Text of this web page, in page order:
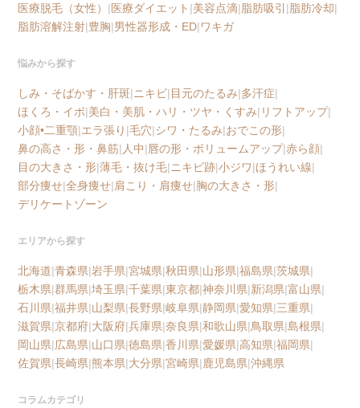
医療脱毛（女性） |医療ダイエット |美容点滴|脂肪吸引 |脂肪冷却|
脂肪溶解注射|豊胸|男性器形成・ED|ワキガ
悩みから探す
しみ・そばかす・肝斑| ニキビ|目元のたるみ|多汗症|
ほくろ・イボ|美白・美肌・ハリ・ツヤ・くすみ| リフトアップ|
小顔•二重顎|エラ張り |毛穴|シワ・たるみ|おでこの形|
鼻の高さ・形・鼻筋| 人中|唇の形・ボリュームアップ|赤ら顔|
目の大きさ・形|薄毛・抜け毛| ニキビ跡|小ジワ|ほうれい線|
部分痩せ|全身痩せ|肩こり・肩痩せ|胸の大きさ・形|
デリケートゾーン
エリアから探す
北海道|青森県|岩手県|宮城県|秋田県|山形県|福島県|茨城県|
栃木県|群馬県|埼玉県|千葉県|東京都|神奈川県|新潟県|富山県|
石川県|福井県|山梨県|長野県|岐阜県|静岡県|愛知県|三重県|
滋賀県|京都府|大阪府|兵庫県|奈良県|和歌山県|鳥取県|島根県|
岡山県|広島県|山口県|徳島県|香川県|愛媛県|高知県|福岡県|
佐賀県|長崎県|熊本県|大分県|宮崎県|鹿児島県|沖縄県
コラムカテゴリ